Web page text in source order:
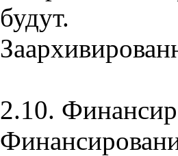
будут.
2.10.